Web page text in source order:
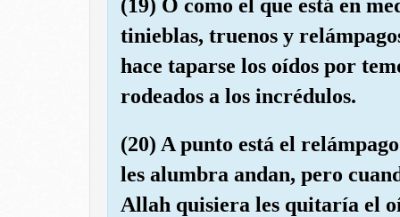
(19) O como el que está en
tinieblas, truenos y
hace taparse los oídos por
rodeados a los incrédulos.
(20) A punto está el
les alumbra andan, pero
Allah quisiera les quitaría el